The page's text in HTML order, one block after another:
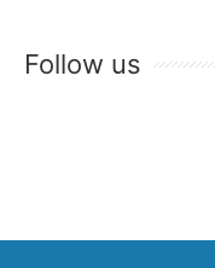
Follow us